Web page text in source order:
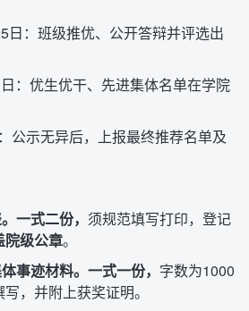
：班级推优、公开答辩并评选出
：优生优干、先进集体名单在学院
公示无异后，上报最终推荐名单及
一式二份， 须规范填写打印，登记
院级公章。
事迹材料。一式一份， 字数为1000
，并附上获奖证明。